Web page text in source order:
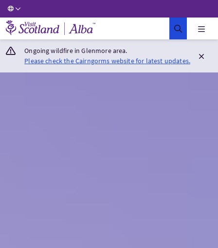
Visit Scotland Home
Ongoing wildfire in Glenmore area.
Please check the Cairngorms website for latest updates.